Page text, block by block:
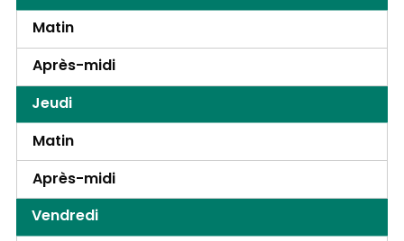
Matin
Après-midi
Jeudi
Matin
Après-midi
Vendredi